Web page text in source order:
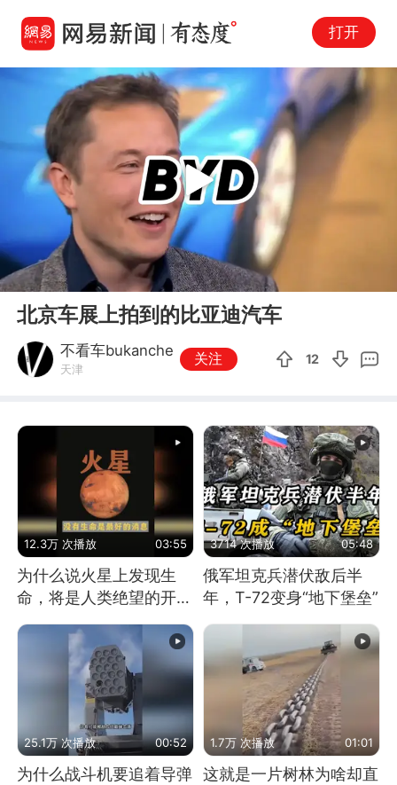
打开
00:00
Play
北京车展上拍到的比亚迪汽车
不看车bukanche
天津
关注 12
12.3万 次播放 03:55
为什么说火星上发现生
命，将是人类绝望的开
始？
3714 次播放 05:48
俄军坦克兵潜伏敌后半
年，T-72变身“地下堡垒”
25.1万 次播放 00:52
为什么战斗机要追着导弹
1.7万 次播放 01:01
这就是一片树林为啥却直